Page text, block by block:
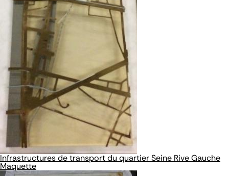
Infrastructures de transport du quartier Seine Rive Gauche
Maquette